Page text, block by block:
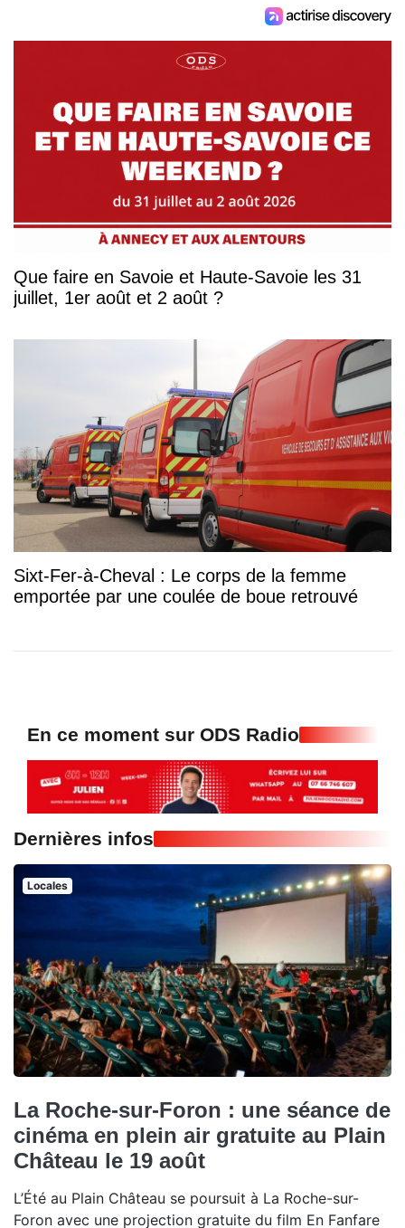
Que faire en Savoie et Haute-Savoie les 31
juillet, 1er août et 2 août ?
Sixt-Fer-à-Cheval : Le corps de la femme
emportée par une coulée de boue retrouvé
En ce moment sur ODS Radio
Dernières infos
Locales
La Roche-sur-Foron : une séance de
cinéma en plein air gratuite au Plain
Château le 19 août
L’Été au Plain Château se poursuit à La Roche-sur-
Foron avec une projection gratuite du film En Fanfare